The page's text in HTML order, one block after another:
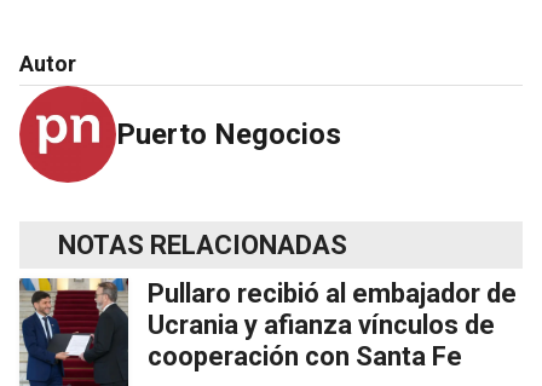
Autor
Puerto Negocios
NOTAS RELACIONADAS
Pullaro recibió al embajador de
Ucrania y afianza vínculos de
cooperación con Santa Fe